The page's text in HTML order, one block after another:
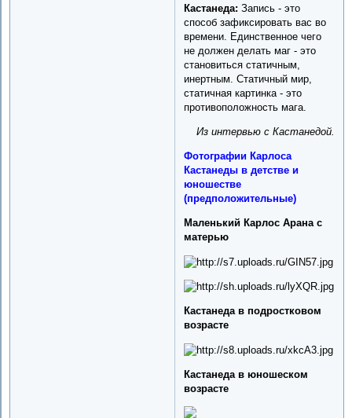
Кастанеда: Запись - это
способ зафиксировать вас во
времени. Единственное чего
не должен делать маг - это
становиться статичным,
инертным. Статичный мир,
статичная картинка - это
противоположность мага.
Из интервью с Кастанедой.
Фотографии Карлоса
Кастанеды в детстве и
юношестве
(предположительные)
Маленький Карлос Арана с
матерью
Кастанеда в подростковом
возрасте
Кастанеда в юношеском
возрасте